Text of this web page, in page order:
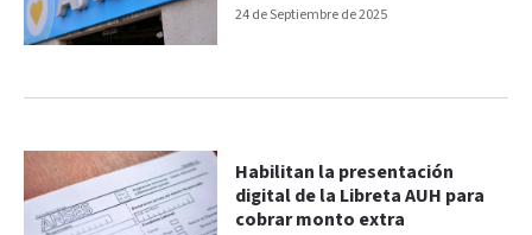
24 de Septiembre de 2025
Habilitan la presentación
digital de la Libreta AUH para
cobrar monto extra